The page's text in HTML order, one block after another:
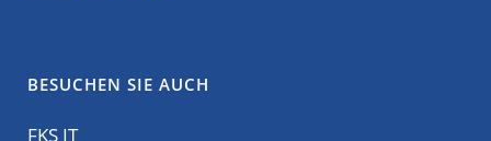
BESUCHEN SIE AUCH
FKS IT